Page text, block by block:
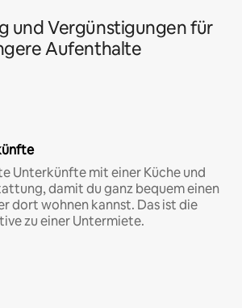
und Vergünstigungen für
Aufenthalte
Unterkünfte mit einer Küche und
damit du ganz bequem einen
dort wohnen kannst. Das ist die
zu einer Untermiete.